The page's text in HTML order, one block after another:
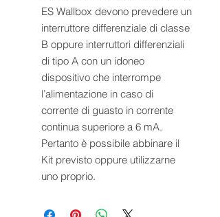
ES Wallbox devono prevedere un
interruttore differenziale di classe
B oppure interruttori differenziali
di tipo A con un idoneo
dispositivo che interrompe
l’alimentazione in caso di
corrente di guasto in corrente
continua superiore a 6 mA.
Pertanto è possibile abbinare il
Kit previsto oppure utilizzarne
uno proprio.